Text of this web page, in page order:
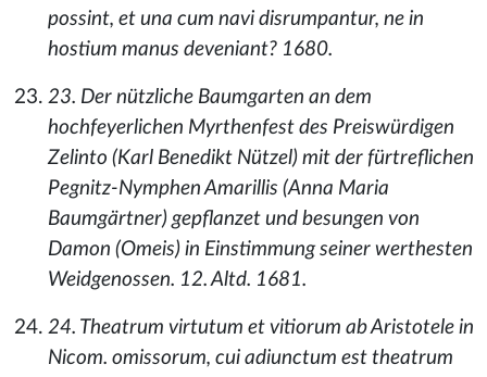
possint, et una cum navi disrumpantur, ne in
hostium manus deveniant? 1680.
23. Der nützliche Baumgarten an dem
hochfeyerlichen Myrthenfest des Preiswürdigen
Zelinto (Karl Benedikt Nützel) mit der fürtreflichen
Pegnitz-Nymphen Amarillis (Anna Maria
Baumgärtner) gepflanzet und besungen von
Damon (Omeis) in Einstimmung seiner werthesten
Weidgenossen. 12. Altd. 1681.
24. Theatrum virtutum et vitiorum ab Aristotele in
Nicom. omissorum, cui adiunctum est theatrum